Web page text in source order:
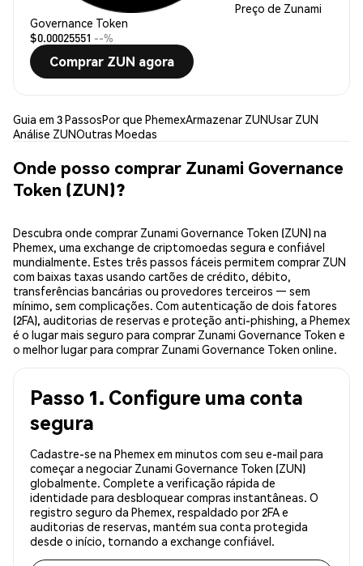
Preço de Zunami
Governance Token
$0.00025551 --%
Comprar ZUN agora
Guia em 3 PassosPor que PhemexArmazenar ZUNUsar ZUN
Análise ZUNOutras Moedas
Onde posso comprar Zunami Governance
Token (ZUN)?
Descubra onde comprar Zunami Governance Token (ZUN) na
Phemex, uma exchange de criptomoedas segura e confiável
mundialmente. Estes três passos fáceis permitem comprar ZUN
com baixas taxas usando cartões de crédito, débito,
transferências bancárias ou provedores terceiros — sem
mínimo, sem complicações. Com autenticação de dois fatores
(2FA), auditorias de reservas e proteção anti-phishing, a Phemex
é o lugar mais seguro para comprar Zunami Governance Token e
o melhor lugar para comprar Zunami Governance Token online.
Passo 1. Configure uma conta
segura
Cadastre-se na Phemex em minutos com seu e-mail para
começar a negociar Zunami Governance Token (ZUN)
globalmente. Complete a verificação rápida de
identidade para desbloquear compras instantâneas. O
registro seguro da Phemex, respaldado por 2FA e
auditorias de reservas, mantém sua conta protegida
desde o início, tornando a exchange confiável.